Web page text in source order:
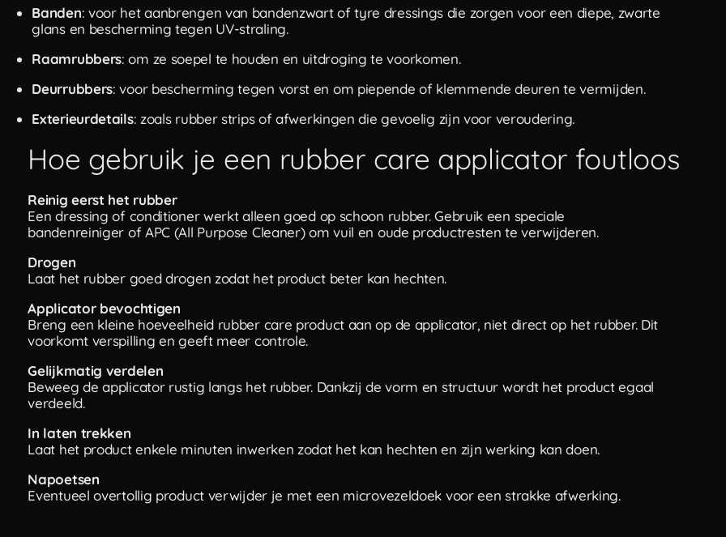
Banden: voor het aanbrengen van bandenzwart of tyre dressings die zorgen voor een diepe, zwarte
glans en bescherming tegen UV-straling.
Raamrubbers: om ze soepel te houden en uitdroging te voorkomen.
Deurrubbers: voor bescherming tegen vorst en om piepende of klemmende deuren te vermijden.
Exterieurdetails: zoals rubber strips of afwerkingen die gevoelig zijn voor veroudering.
Hoe gebruik je een rubber care applicator foutloos
Reinig eerst het rubber
Een dressing of conditioner werkt alleen goed op schoon rubber. Gebruik een speciale
bandenreiniger of APC (All Purpose Cleaner) om vuil en oude productresten te verwijderen.
Drogen
Laat het rubber goed drogen zodat het product beter kan hechten.
Applicator bevochtigen
Breng een kleine hoeveelheid rubber care product aan op de applicator, niet direct op het rubber. Dit
voorkomt verspilling en geeft meer controle.
Gelijkmatig verdelen
Beweeg de applicator rustig langs het rubber. Dankzij de vorm en structuur wordt het product egaal
verdeeld.
In laten trekken
Laat het product enkele minuten inwerken zodat het kan hechten en zijn werking kan doen.
Napoetsen
Eventueel overtollig product verwijder je met een microvezeldoek voor een strakke afwerking.